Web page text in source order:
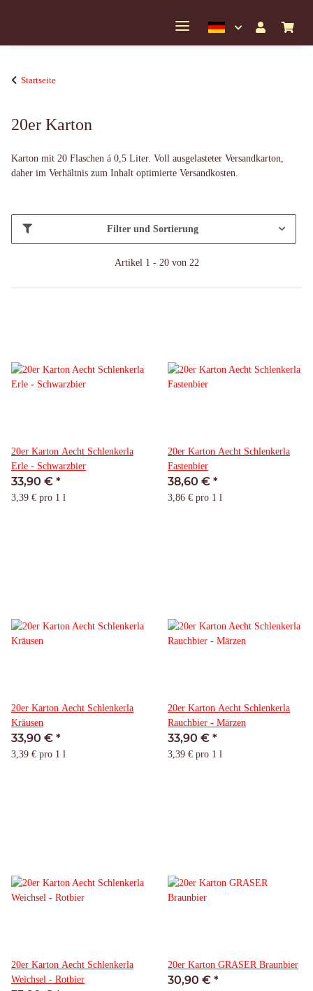
Startseite
20er Karton
Karton mit 20 Flaschen á 0,5 Liter. Voll ausgelasteter Versandkarton,
daher im Verhältnis zum Inhalt optimierte Versandkosten.
Filter und Sortierung
Artikel 1 - 20 von 22
20er Karton Aecht Schlenkerla
Erle - Schwarzbier
33,90 € *
3,39 € pro 1 l
20er Karton Aecht Schlenkerla
Fastenbier
38,60 € *
3,86 € pro 1 l
20er Karton Aecht Schlenkerla
Kräusen
33,90 € *
3,39 € pro 1 l
20er Karton Aecht Schlenkerla
Rauchbier - Märzen
33,90 € *
3,39 € pro 1 l
20er Karton Aecht Schlenkerla
Weichsel - Rotbier
20er Karton GRASER Braunbier
30,90 € *